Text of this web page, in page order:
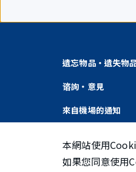
遺忘物品・遺失物
谘詢・意見
來自機場的通知
本網站使用
如果您同意使用